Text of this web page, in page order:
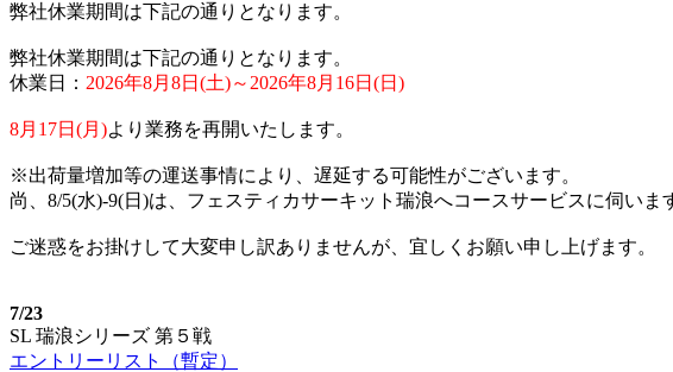
弊社休業期間は下記の通りとなります。
弊社休業期間は下記の通りとなります。
休業日： 2026年8月8日(土)～2026年8月16日(日)
8月17日(月)より業務を再開いたします。
※出荷量増加等の運送事情により、遅延する可能性がございます。
尚、8/5(水)-9(日)は、フェスティカサーキット瑞浪へコースサービスに伺い
ご迷惑をお掛けして大変申し訳ありませんが、宜しくお願い申し上げます。
7/23
SL 瑞浪シリーズ 第５戦
エントリーリスト（暫定）